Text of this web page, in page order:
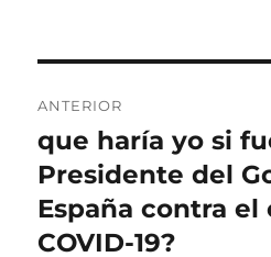
de
entradas
ANTERIOR
Entrada
anterior:
que haría yo si
Presidente del
España contra
COVID-19?